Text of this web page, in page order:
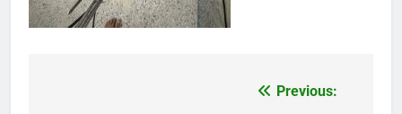
Previous: